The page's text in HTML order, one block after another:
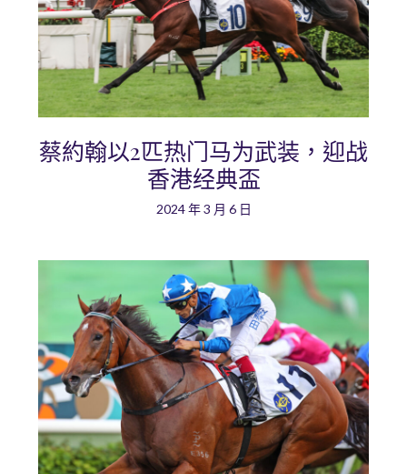
蔡約翰以2匹热门马为武装，迎战
香港经典盃
2024 年 3 月 6 日